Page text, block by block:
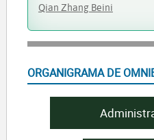
Qian Zhang Beini
ORGANIGRAMA DE